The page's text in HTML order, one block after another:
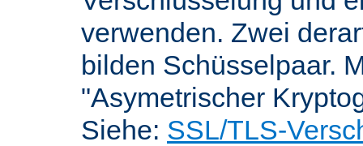
verwenden. Zwei
bilden Schüsselpaar.
"Asymetrischer
Siehe: SSL/TLS-